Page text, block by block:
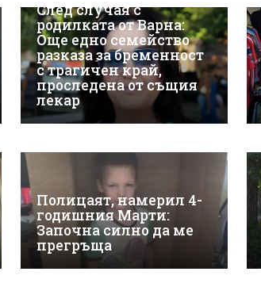
След случая с
родилката от Варна:
Още едно семейство
разказа за бременност
с трагичен край,
проследена от същия
лекар
Полицаят, намерил 4-
годишния Марти:
Започна силно да ме
прегръща